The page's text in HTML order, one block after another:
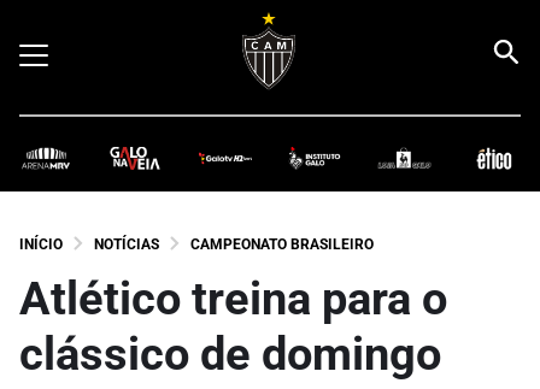
INÍCIO NOTÍCIAS CAMPEONATO BRASILEIRO
Atlético treina para o
clássico de domingo